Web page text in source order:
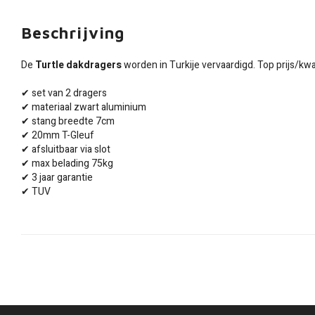
Beschrijving
De Turtle dakdragersworden in Turkije vervaardigd. Top prijs/
✔ set van 2 dragers
✔ materiaal zwart aluminium
✔ stang breedte 7cm
✔ 20mm T-Gleuf
✔ afsluitbaar via slot
✔ max belading 75kg
✔ 3 jaar garantie
✔ TUV